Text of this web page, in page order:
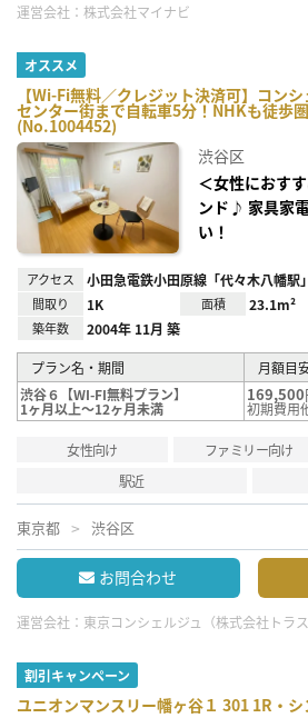
運営会社： 株式会社マイナビ
オススメ
【Wi-Fi無料／クレジット決済可】コン
センター街まで自転車5分！NHKも徒歩
(No.1004452)
渋谷区
＜女性におす
ンド♪ 家具家
い！
アクセス 小田急電鉄小田原線「代々木八幡駅
間取り 1K 面積 23.1m²
築年数 2004年 11月 築
プラン名・期間
月額目
渋谷６【WI-FI無料プラン】
1ヶ月以上～12ヶ月未満
169,500
初期費用
女性向け ファミリー向け
駅近
東京都 渋谷区
お問合わせ
運営会社： 東京コンシェルジュ（株式会社トラ
割引キャンペーン
ユニオンマンスリー幡ヶ谷１ 301 1R・